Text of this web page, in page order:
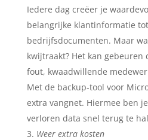
Iedere dag creëer je
belangrijke klantinformatie
bedrijfsdocumenten. Maar
kwijtraakt? Het kan gebeuren
fout, kwaadwillende
Met de backup-tool voor
extra vangnet. Hiermee ben
verloren data snel terug te
Weer extra kosten